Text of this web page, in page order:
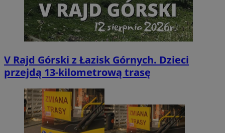
V Rajd Górski z Łazisk Górnych. Dzieci
przejdą 13-kilometrową trasę